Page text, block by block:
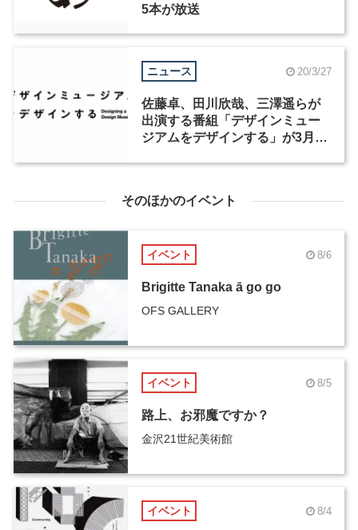
5本が放送
ニュース 20/3/27
佐藤卓、田川欣哉、三澤遥らが
出演する番組「デザインミュー
ジアムをデザインする」が3月29
そのほかのイベント
イベント 8/6
Brigitte Tanaka ā go go
OFS GALLERY
イベント 8/5
路上、お邪魔ですか？
金沢21世紀美術館
イベント 8/4